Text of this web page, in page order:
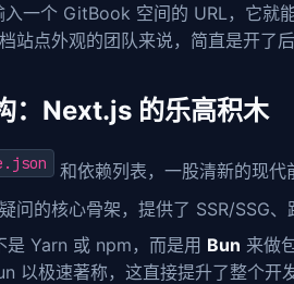
入一个 GitBook 空间的 URL，它就
站点外观的团队来说，简直是开了
：Next.js 的乐高积木
和依赖列表，一股清新的现代
问的核心骨架，提供了 SSR/SSG
是 Yarn 或 npm，而是用 Bun 来做
以极速著称，这直接提升了整个开